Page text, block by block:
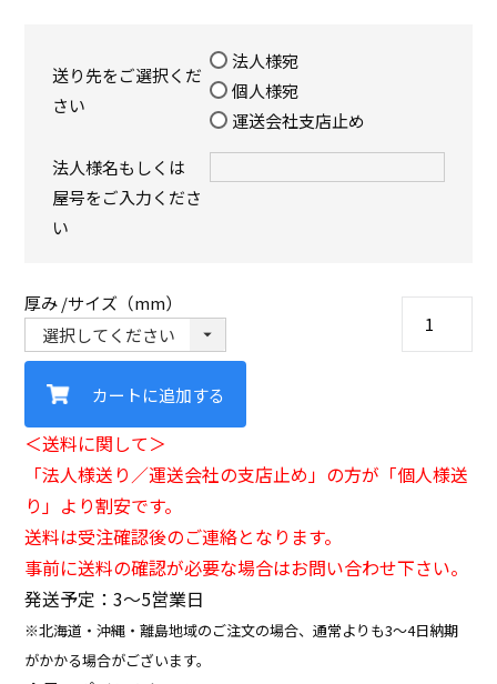
送り先をご選択くだ
さい
法人様宛
個人様宛
運送会社支店止め
法人様名もしくは
屋号をご入力くださ
い
厚み サイズ（mm）
カートに追加する
＜送料に関して＞
「法人様送り／運送会社の支店止め」の方が「個人様送
り」より割安です。
送料は受注確認後のご連絡となります。
事前に送料の確認が必要な場合はお問い合わせ下さい。
発送予定：3〜5営業日
※北海道・沖縄・離島地域のご注文の場合、通常よりも3～4日納期
がかかる場合がございます。